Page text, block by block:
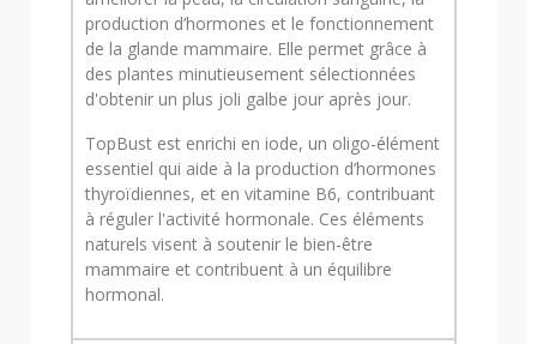
production d’hormones et le fonctionnement
de la glande mammaire. Elle permet grâce à
des plantes minutieusement sélectionnées
d'obtenir un plus joli galbe jour après jour.
TopBust est enrichi en iode, un oligo-élément
essentiel qui aide à la production d’hormones
thyroïdiennes, et en vitamine B6, contribuant
à réguler l'activité hormonale. Ces éléments
naturels visent à soutenir le bien-être
mammaire et contribuent à un équilibre
hormonal.